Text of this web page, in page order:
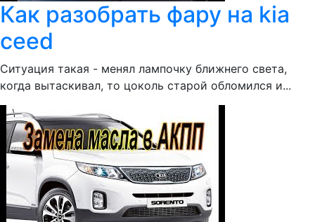
Как разобрать фару на kia
ceed
Ситуация такая - менял лампочку ближнего света,
когда вытаскивал, то цоколь старой обломился и...